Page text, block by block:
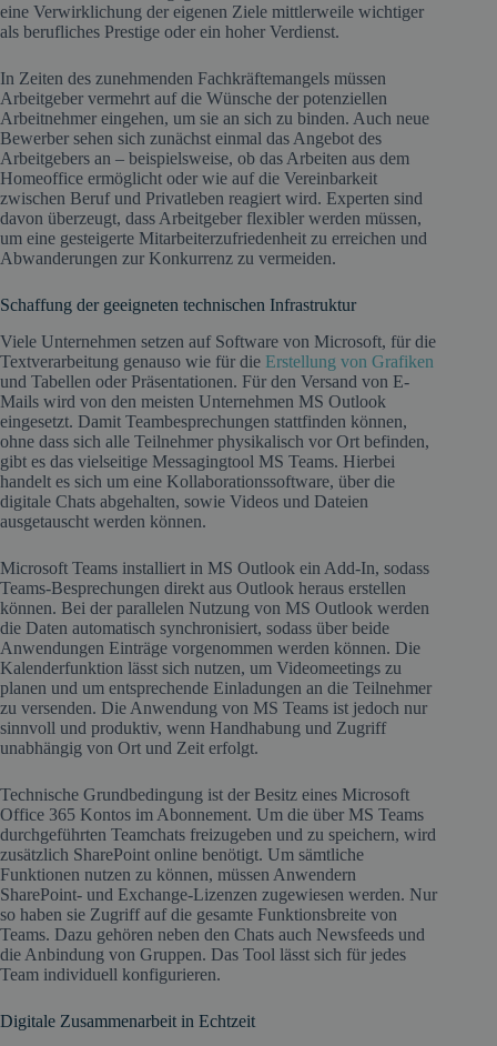
eine Verwirklichung der eigenen Ziele mittlerweile wichtiger
als berufliches Prestige oder ein hoher Verdienst.
In Zeiten des zunehmenden Fachkräftemangels müssen
Arbeitgeber vermehrt auf die Wünsche der potenziellen
Arbeitnehmer eingehen, um sie an sich zu binden. Auch neue
Bewerber sehen sich zunächst einmal das Angebot des
Arbeitgebers an – beispielsweise, ob das Arbeiten aus dem
Homeoffice ermöglicht oder wie auf die Vereinbarkeit
zwischen Beruf und Privatleben reagiert wird. Experten sind
davon überzeugt, dass Arbeitgeber flexibler werden müssen,
um eine gesteigerte Mitarbeiterzufriedenheit zu erreichen und
Abwanderungen zur Konkurrenz zu vermeiden.
Schaffung der geeigneten technischen Infrastruktur
Viele Unternehmen setzen auf Software von Microsoft, für die
Textverarbeitung genauso wie für die Erstellung von Grafiken
und Tabellen oder Präsentationen. Für den Versand von E-
Mails wird von den meisten Unternehmen MS Outlook
eingesetzt. Damit Teambesprechungen stattfinden können,
ohne dass sich alle Teilnehmer physikalisch vor Ort befinden,
gibt es das vielseitige Messagingtool MS Teams. Hierbei
handelt es sich um eine Kollaborationssoftware, über die
digitale Chats abgehalten, sowie Videos und Dateien
ausgetauscht werden können.
Microsoft Teams installiert in MS Outlook ein Add-In, sodass
Teams-Besprechungen direkt aus Outlook heraus erstellen
können. Bei der parallelen Nutzung von MS Outlook werden
die Daten automatisch synchronisiert, sodass über beide
Anwendungen Einträge vorgenommen werden können. Die
Kalenderfunktion lässt sich nutzen, um Videomeetings zu
planen und um entsprechende Einladungen an die Teilnehmer
zu versenden. Die Anwendung von MS Teams ist jedoch nur
sinnvoll und produktiv, wenn Handhabung und Zugriff
unabhängig von Ort und Zeit erfolgt.
Technische Grundbedingung ist der Besitz eines Microsoft
Office 365 Kontos im Abonnement. Um die über MS Teams
durchgeführten Teamchats freizugeben und zu speichern, wird
zusätzlich SharePoint online benötigt. Um sämtliche
Funktionen nutzen zu können, müssen Anwendern
SharePoint- und Exchange-Lizenzen zugewiesen werden. Nur
so haben sie Zugriff auf die gesamte Funktionsbreite von
Teams. Dazu gehören neben den Chats auch Newsfeeds und
die Anbindung von Gruppen. Das Tool lässt sich für jedes
Team individuell konfigurieren.
Digitale Zusammenarbeit in Echtzeit